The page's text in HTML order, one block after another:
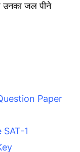
उनका जल पीने
Paper
1